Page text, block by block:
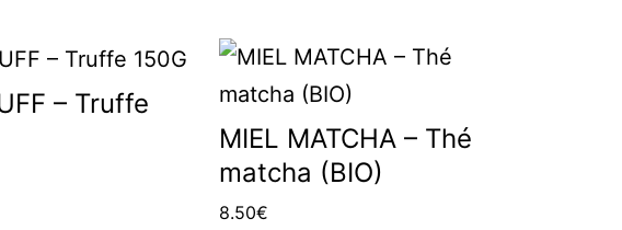
– Truffe
MIEL MATCHA – Thé
matcha (BIO)
8.50€